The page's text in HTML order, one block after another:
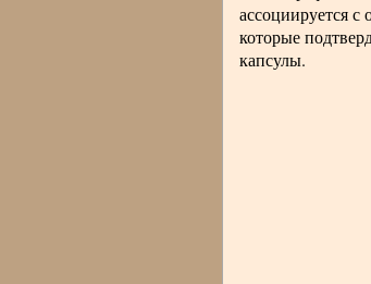
ассоциируется
которые
капсулы.